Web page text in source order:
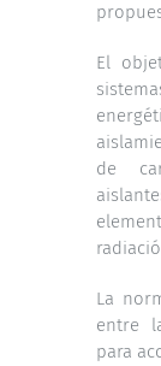
El
de
La
entre
para